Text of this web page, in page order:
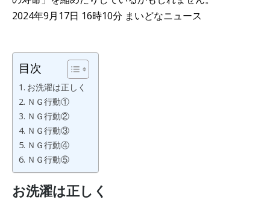
2024年9月17日 16時10分 まいどなニュース
目次
お洗濯は正しく
ＮＧ行動①
ＮＧ行動②
ＮＧ行動③
ＮＧ行動④
ＮＧ行動⑤
お洗濯は正しく